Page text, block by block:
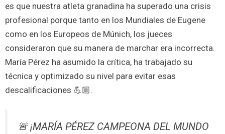
es que nuestra atleta granadina ha superado una crisis
profesional porque tanto en los Mundiales de Eugene
como en los Europeos de Múnich, los jueces
consideraron que su manera de marchar era incorrecta.
María Pérez ha asumido la crítica, ha trabajado su
técnica y optimizado su nivel para evitar esas
descalificaciones 💪🏼.
🚨 ¡MARÍA PÉREZ CAMPEONA DEL MUNDO